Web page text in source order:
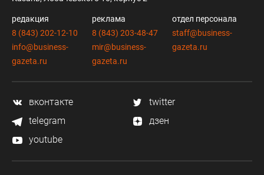
редакция
8 (843) 202-12-10
info@business-
gazeta.ru
реклама
8 (843) 203-48-47
mir@business-
gazeta.ru
отдел персонала
staff@business-
gazeta.ru
вконтакте
twitter
telegram
дзен
youtube